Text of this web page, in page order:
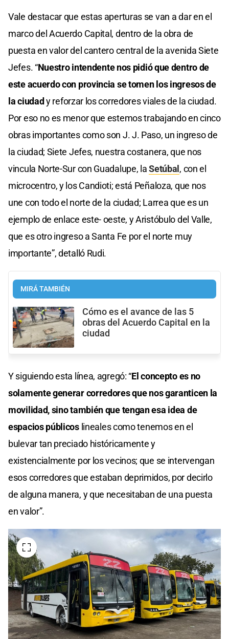
Vale destacar que estas aperturas se van a dar en el
marco del Acuerdo Capital, dentro de la obra de
puesta en valor del cantero central de la avenida Siete
Jefes. “Nuestro intendente nos pidió que dentro de
este acuerdo con provincia se tomen los ingresos de
la ciudady reforzar los corredores viales de la ciudad.
Por eso no es menor que estemos trabajando en cinco
obras importantes como son J. J. Paso, un ingreso de
la ciudad; Siete Jefes, nuestra costanera, que nos
vincula Norte-Sur con Guadalupe, laSetúbal, con el
microcentro, y los Candioti; está Peñaloza, que nos
une con todo el norte de la ciudad; Larrea que es un
ejemplo de enlace este- oeste, y Aristóbulo del Valle,
que es otro ingreso a Santa Fe por el norte muy
importante”, detalló Rudi.
MIRÁ TAMBIÉN
Cómo es el avance de las 5
obras del Acuerdo Capital en la
ciudad
Y siguiendo esta línea, agregó: “El concepto es no
solamente generar corredores que nos garanticen la
movilidad, sino también que tengan esa idea de
espacios públicoslineales como tenemos en el
bulevar tan preciado históricamente y
existencialmente por los vecinos; que se intervengan
esos corredores que estaban deprimidos, por decirlo
de alguna manera, y que necesitaban de una puesta
en valor”.